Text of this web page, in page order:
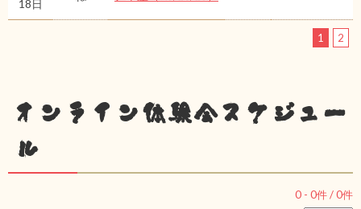
18日
1 2
オンライン体験会スケジュー
ル
0 - 0件 /0件